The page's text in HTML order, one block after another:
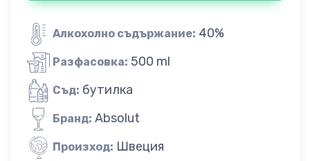
Алкохолно съдържание: 40%
Разфасовка: 500 ml
Съд: бутилка
Бранд: Absolut
Произход: Швеция